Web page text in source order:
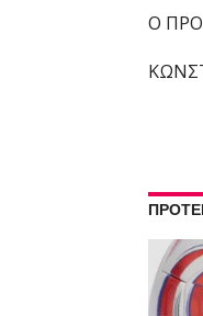
Ο